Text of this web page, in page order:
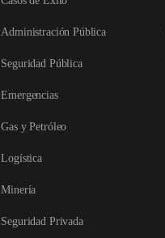
Administración Pública
Seguridad Pública
Emergencias
Gas y Petróleo
Logística
Minería
Seguridad Privada